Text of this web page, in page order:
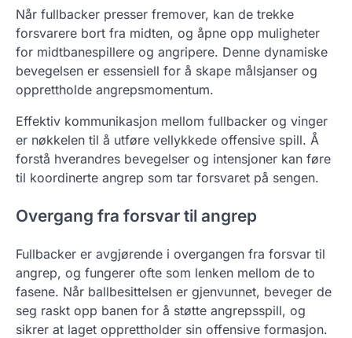
Når fullbacker presser fremover, kan de trekke
forsvarere bort fra midten, og åpne opp muligheter
for midtbanespillere og angripere. Denne dynamiske
bevegelsen er essensiell for å skape målsjanser og
opprettholde angrepsmomentum.
Effektiv kommunikasjon mellom fullbacker og vinger
er nøkkelen til å utføre vellykkede offensive spill. Å
forstå hverandres bevegelser og intensjoner kan føre
til koordinerte angrep som tar forsvaret på sengen.
Overgang fra forsvar til angrep
Fullbacker er avgjørende i overgangen fra forsvar til
angrep, og fungerer ofte som lenken mellom de to
fasene. Når ballbesittelsen er gjenvunnet, beveger de
seg raskt opp banen for å støtte angrepsspill, og
sikrer at laget opprettholder sin offensive formasjon.